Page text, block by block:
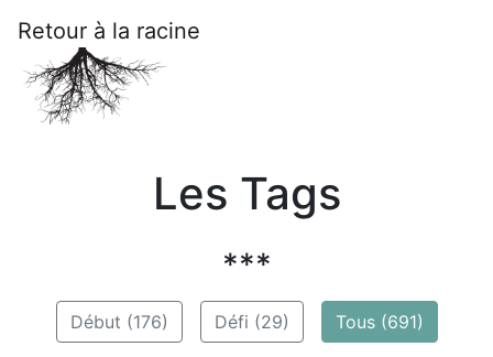
Retour à la racine
Les Tags
***
Début (176) Défi (29) Tous (691)